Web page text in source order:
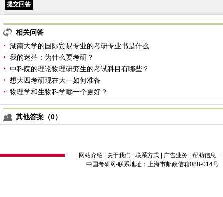
相关问答
湖南大学的国际贸易专业的考研专业书是什么
我的迷茫：为什么要考研？
中科院的理论物理研究生的考试科目有哪些？
想大四考研现在大一如何准备
物理学和生物科学哪一个更好？
其他答案（0）
网站介绍 关于我们 联系方式 广告业务 帮助信息
中国考研网-联系地址：上海市邮政信箱088-014